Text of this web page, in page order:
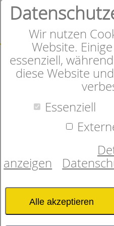
Wir nutzen
Website.
essenziell,
diese Website
Essenziell
anzeigen
Alle akzeptieren
Herzlich
Sie
Matratzen,